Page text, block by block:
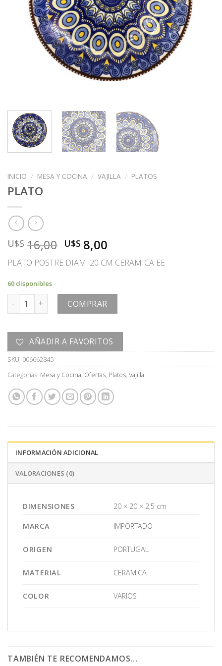
INICIO / MESA Y COCINA / VAJILLA / PLATOS
PLATO
U$S16,00 El
precio
original
U$S
16,00.
U$S 8,00
precio
actual
U$S
PLATO POSTRE DIAM. 20 CM CERAMICA EE
60 disponibles
PLATO cantidad COMPRAR
AÑADIR A FAVORITOS
SKU: 006662845
Categorías: Mesa y Cocina, Ofertas, Platos, Vajilla
INFORMACIÓN ADICIONAL
VALORACIONES (0)
DIMENSIONES 20 × 20 × 2,5 cm
MARCA IMPORTADO
ORIGEN PORTUGAL
MATERIAL CERAMICA
COLOR VARIOS
TAMBIÉN TE RECOMENDAMOS…